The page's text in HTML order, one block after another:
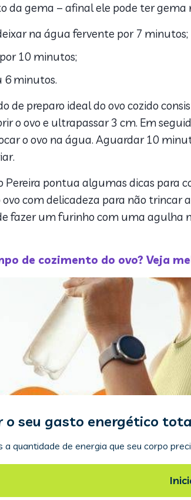
da gema – afinal ele pode ter
na água fervente por 7 minutos;
10 minutos;
6 minutos.
de preparo ideal do ovo cozido
o ovo e ultrapassar 3 cm. Em
o ovo na água. Aguardar 10
Pereira pontua algumas dicas para
com delicadeza para não trincar
fazer um furinho com uma agulha
de cozimento do ovo? Veja